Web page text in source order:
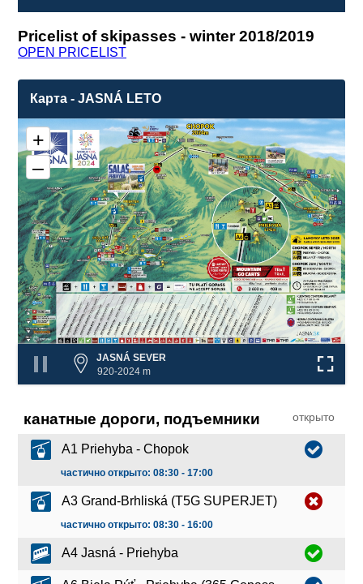
Pricelist of skipasses - winter 2018/2019
OPEN PRICELIST
Карта - JASNÁ LETO
+
–
JASNÁ SEVER
920-2024 m
канатные дороги, подъемники открыто
A1 Priehyba - Chopok
частично открыто: 08:30 - 17:00
A3 Grand-Brhliská (T5G SUPERJET)
частично открыто: 08:30 - 16:00
A4 Jasná - Priehyba